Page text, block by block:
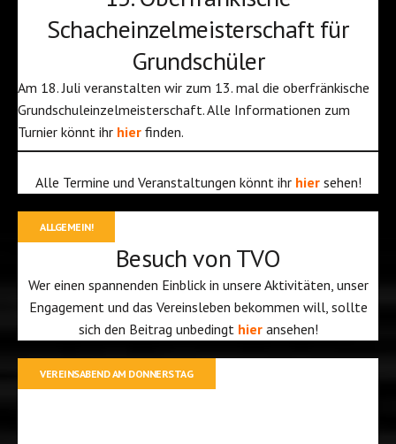
Schacheinzelmeisterschaft für
Grundschüler
Am 18. Juli veranstalten wir zum 13. mal die oberfränkische
Grundschuleinzelmeisterschaft. Alle Informationen zum
Turnier könnt ihr hier finden.
Alle Termine und Veranstaltungen könnt ihr hier sehen!
ALLGEMEIN!
Besuch von TVO
Wer einen spannenden Einblick in unsere Aktivitäten, unser
Engagement und das Vereinsleben bekommen will, sollte
sich den Beitrag unbedingt hieransehen!
VEREINSABEND AM DONNERSTAG